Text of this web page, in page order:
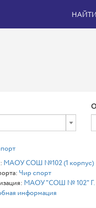
МАОУ СОШ №102 (1 корпус)
Чир спорт
МАОУ "СОШ № 102"
информация